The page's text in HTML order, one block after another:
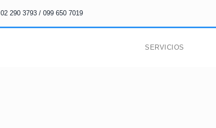
02 290 3793 / 099 650 7019
SERVICIOS